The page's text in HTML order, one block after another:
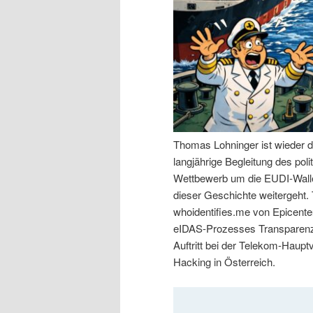
n
I
n
h
a
l
t
s
r
e
n
I
n
h
a
l
Thomas Lohninger ist wieder
langjährige Begleitung des
Wettbewerb um die EUDI-
dieser Geschichte
whoidentifies.me von
eIDAS-Prozesses
Auftritt bei der Telekom-
Hacking in Österreich.